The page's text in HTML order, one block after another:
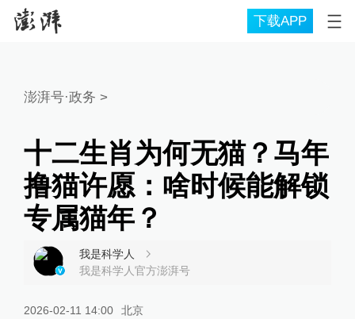
下载APP
澎湃号·政务 >
十二生肖为何无猫？马年
撸猫许愿：啥时候能解锁
专属猫年？
我是科学人
我是科学人官方澎湃号
2026-02-11 14:00 北京